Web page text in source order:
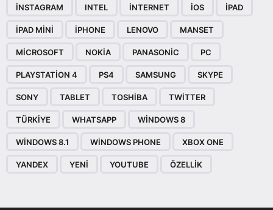
INSTAGRAM INTEL INTERNET IOS IPAD
IPAD MINI IPHONE LENOVO MANSET
MICROSOFT NOKIA PANASONIC PC
PLAYSTATION 4 PS4 SAMSUNG SKYPE
SONY TABLET TOSHIBA TWITTER
TÜRKIYE WHATSAPP WINDOWS 8
WINDOWS 8.1 WINDOWS PHONE XBOX ONE
YANDEX YENI YOUTUBE ÖZELLIK